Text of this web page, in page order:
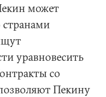
может
странами
уравновесить
со
Пекину